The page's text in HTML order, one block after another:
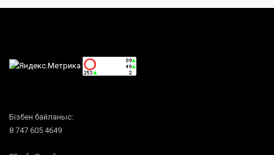
Бізбен байланыс:
8 747 605 4649